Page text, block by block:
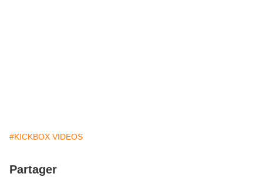
#KICKBOX VIDEOS
Partager